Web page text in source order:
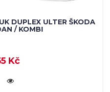
DUPLEX ULTER ŠKODA
/ KOMBI
Kč